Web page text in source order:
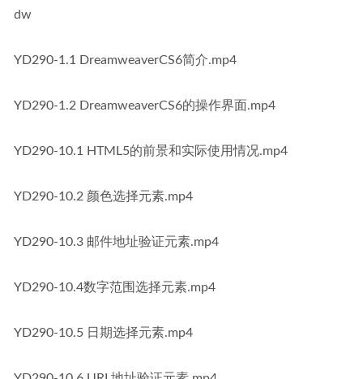
dw
YD290-1.1 DreamweaverCS6简介.mp4
YD290-1.2 DreamweaverCS6的操作界面.mp4
YD290-10.1 HTML5的前景和实际使用情况.mp4
YD290-10.2 颜色选择元素.mp4
YD290-10.3 邮件地址验证元素.mp4
YD290-10.4数字范围选择元素.mp4
YD290-10.5 日期选择元素.mp4